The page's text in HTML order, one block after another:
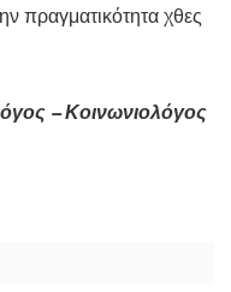
πραγματικότητα χθες
– Κοινωνιολόγος